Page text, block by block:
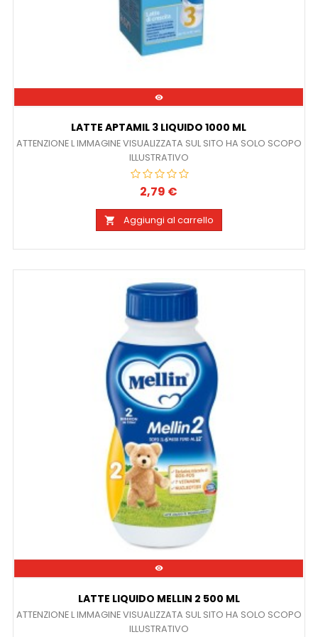

LATTE APTAMIL 3 LIQUIDO 1000 ML
ATTENZIONE L IMMAGINE VISUALIZZATA SUL SITO HA SOLO SCOPO
ILLUSTRATIVO
Prezzo
2,79 €
 Aggiungi al carrello

LATTE LIQUIDO MELLIN 2 500 ML
ATTENZIONE L IMMAGINE VISUALIZZATA SUL SITO HA SOLO SCOPO
ILLUSTRATIVO